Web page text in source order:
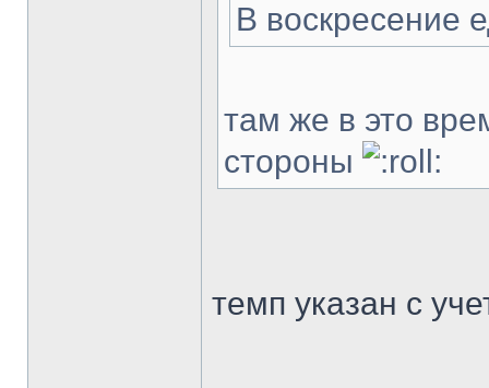
В воскресение
там же в это
стороны
темп указан с